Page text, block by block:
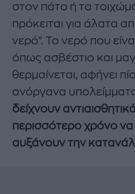
στον πάτο ή τα
πρόκειται για άλατα
νερό". Το νερό που
όπως ασβέστιο και
θερμαίνεται, αφήνει
ανόργανα
δείχνουν
περισσότερο χρόνο να
αυξάνουν την